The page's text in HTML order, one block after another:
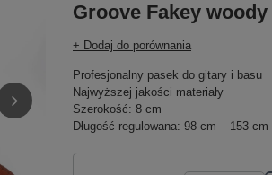
Groove Fakey woody
+ Dodaj do porównania
Profesjonalny pasek do gitary i basu
Najwyższej jakości materiały
Szerokość: 8 cm
Długość regulowana: 98 cm – 153 cm